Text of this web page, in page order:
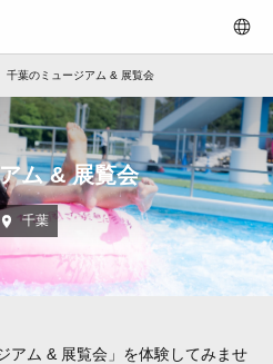
千葉のミュージアム & 展覧会
ム & 展覧会
千葉
アム & 展覧会」を体験してみませ